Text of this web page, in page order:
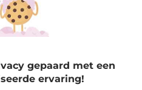
gepaard met een
ervaring!